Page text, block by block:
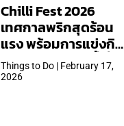
Chilli Fest 2026
เทศกาลพริกสุดร้อน
แรง พร้อมการแข่งกิน
พริก จัด 28 มี.ค.นี้ ที่โรง
แรมคิมป์ตัน มาลัยฯ
Things to Do | February 17,
2026